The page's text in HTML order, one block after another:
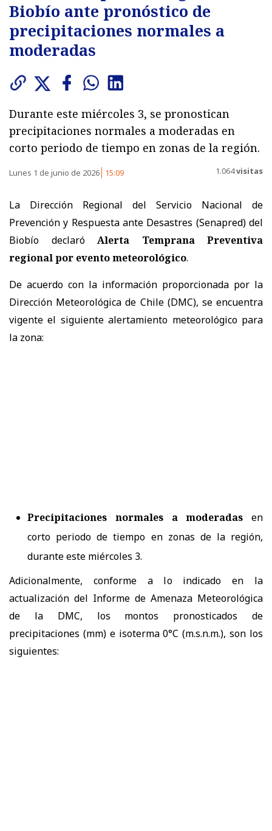
Biobío ante pronóstico de
precipitaciones normales a
moderadas
Durante este miércoles 3, se pronostican
precipitaciones normales a moderadas en
corto periodo de tiempo en zonas de la región.
Lunes 1 de junio de 2026 15:09 1.064visitas
La Dirección Regional del Servicio Nacional de
Prevención y Respuesta ante Desastres (Senapred) del
Biobío declaró Alerta Temprana Preventiva
regional por evento meteorológico.
De acuerdo con la información proporcionada por la
Dirección Meteorológica de Chile (DMC), se encuentra
vigente el siguiente alertamiento meteorológico para
la zona:
Precipitaciones normales a moderadas en
corto periodo de tiempo en zonas de la región,
durante este miércoles 3.
Adicionalmente, conforme a lo indicado en la
actualización del Informe de Amenaza Meteorológica
de la DMC, los montos pronosticados de
precipitaciones (mm) e isoterma 0°C (m.s.n.m.), son los
siguientes: